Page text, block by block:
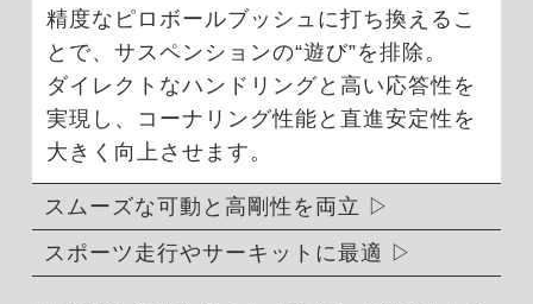
精度なピロボールブッシュに打ち換えるこ
とで、サスペンションの“遊び”を排除。
ダイレクトなハンドリングと高い応答性を
実現し、コーナリング性能と直進安定性を
大きく向上させます。
スムーズな可動と高剛性を両立
スポーツ走行やサーキットに最適